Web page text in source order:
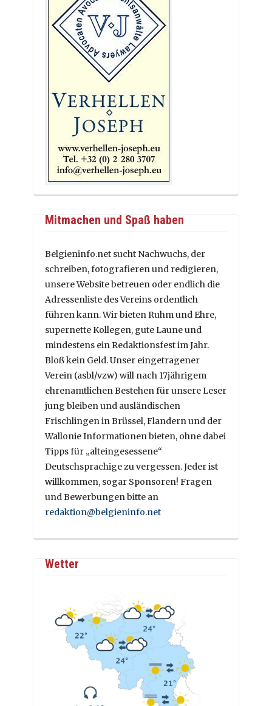
Mitmachen und Spaß haben
Belgieninfo.net sucht Nachwuchs, der
schreiben, fotografieren und redigieren,
unsere Website betreuen oder endlich die
Adressenliste des Vereins ordentlich
führen kann. Wir bieten Ruhm und Ehre,
supernette Kollegen, gute Laune und
mindestens ein Redaktionsfest im Jahr.
Bloß kein Geld. Unser eingetragener
Verein (asbl/vzw) will nach 17jährigem
ehrenamtlichen Bestehen für unsere Leser
jung bleiben und ausländischen
Frischlingen in Brüssel, Flandern und der
Wallonie Informationen bieten, ohne dabei
Tipps für „alteingesessene“
Deutschsprachige zu vergessen. Jeder ist
willkommen, sogar Sponsoren! Fragen
und Bewerbungen bitte an
redaktion@belgieninfo.net
Wetter